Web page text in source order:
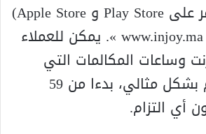
المحمول (المتوفر على Play Store و Apple Store)
أو بوابة الويب « www.injoy.ma ». يمكن للعملاء
وساعات المكالمات التي
تلبي احتياجاتهم بشكل مثالي، بدءا من 59
أي التزام.